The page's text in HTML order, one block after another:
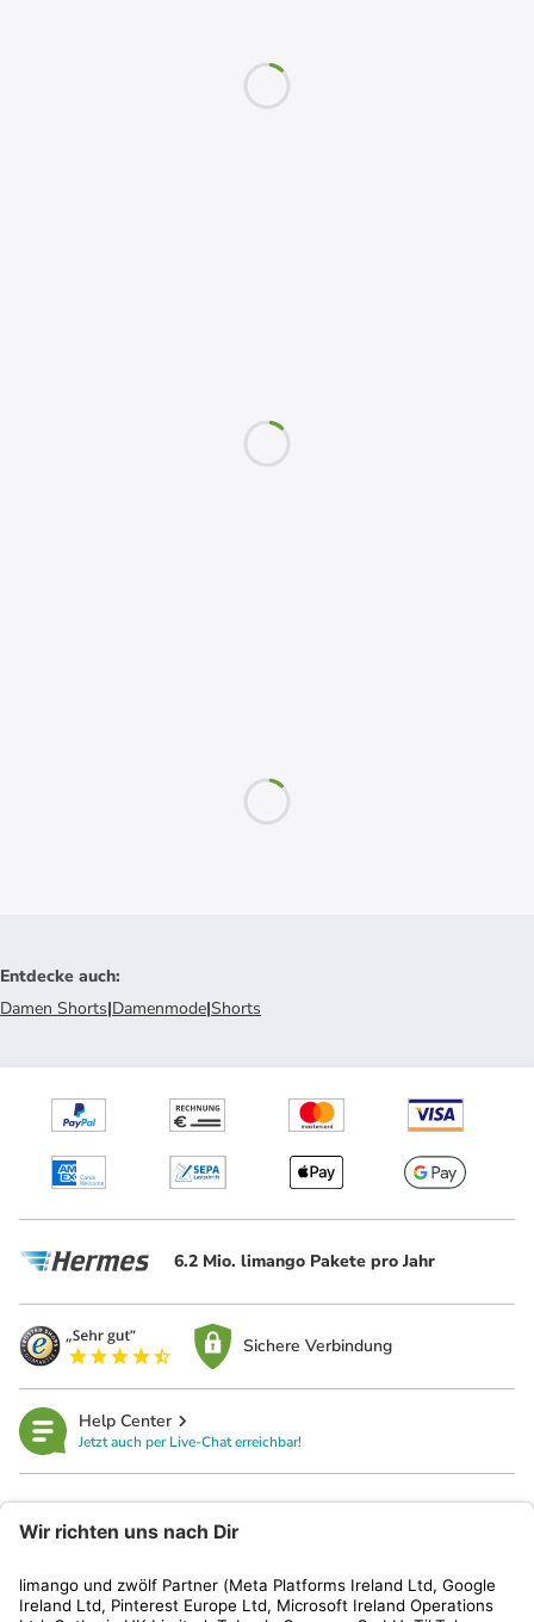
Entdecke auch:
Damen Shorts|Damenmode|Shorts
6.2 Mio. limango Pakete pro Jahr
Sichere Verbindung
Help Center
Jetzt auch per Live-Chat erreichbar!